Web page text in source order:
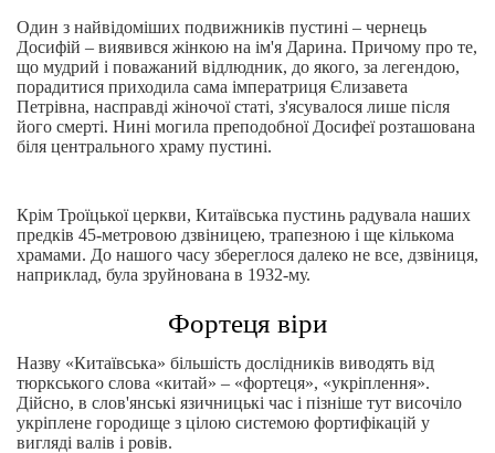
Один з найвідоміших подвижників пустині – чернець
Досифій – виявився жінкою на ім'я Дарина. Причому про те,
що мудрий і поважаний відлюдник, до якого, за легендою,
порадитися приходила сама імператриця Єлизавета
Петрівна, насправді жіночої статі, з'ясувалося лише після
його смерті. Нині могила преподобної Досифеї розташована
біля центрального храму пустині.
Крім Троїцької церкви, Китаївська пустинь радувала наших
предків 45-метровою дзвіницею, трапезною і ще кількома
храмами. До нашого часу збереглося далеко не все, дзвіниця,
наприклад, була зруйнована в 1932-му.
Фортеця віри
Назву «Китаївська» більшість дослідників виводять від
тюркського слова «китай» – «фортеця», «укріплення».
Дійсно, в слов'янські язичницькі час і пізніше тут височіло
укріплене городище з цілою системою фортифікацій у
вигляді валів і ровів.